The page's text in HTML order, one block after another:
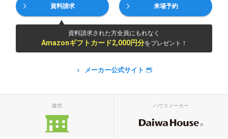
資料請求 来場予約
資料請求された方全員にもれなく
Amazonギフトカード2,000円分をプレゼント！
メーカー公式サイト
建売 ハウスメーカー